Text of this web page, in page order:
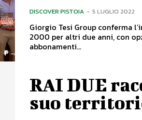
DISCOVER PISTOIA - 5 LUGLIO 2022
Giorgio Tesi Group conferma
2000 per altri due anni, con
abbonamenti...
RAI DUE
suo